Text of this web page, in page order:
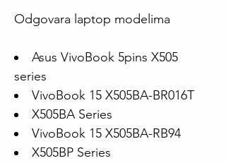
Odgovara laptop modelima
Asus VivoBook 5pins X505
series
VivoBook 15 X505BA-BR016T
X505BA Series
VivoBook 15 X505BA-RB94
X505BP Series